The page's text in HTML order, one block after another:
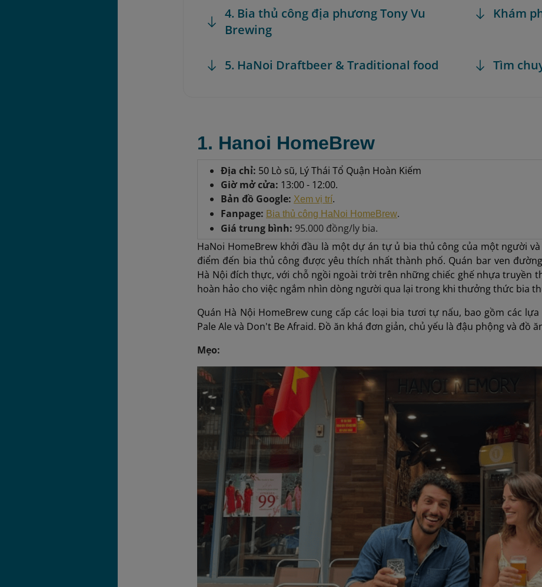
4. Bia thủ công địa phương Tony Vu
Brewing
5. HaNoi Draftbeer & Traditional food
Khám
Tìm
1. Hanoi HomeBrew
Địa chỉ: 50 Lò sũ, Lý Thái Tổ Quận Hoàn Kiếm
Giờ mở cửa: 13:00 - 12:00.
Bản đồ Google: Xem vị trí.
Fanpage: Bia thủ công HaNoi HomeBrew.
Giá trung bình: 95.000 đồng/ly bia.
HaNoi HomeBrew khởi đầu là một dự án tự ủ bia thủ công của một người
điểm đến bia thủ công được yêu thích nhất thành phố. Quán bar ven
Hà Nội đích thực, với chỗ ngồi ngoài trời trên những chiếc ghế nhựa truyền
hoàn hảo cho việc ngắm nhìn dòng người qua lại trong khi thưởng thức bia
Quán Hà Nội HomeBrew cung cấp các loại bia tươi tự nấu, bao gồm các
Pale Ale và Don't Be Afraid. Đồ ăn khá đơn giản, chủ yếu là đậu phộng và đồ
Mẹo: